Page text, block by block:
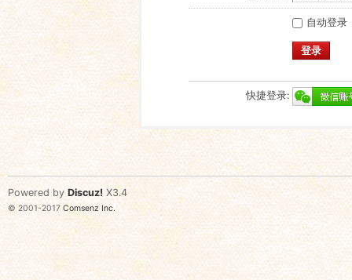
自动登录
登录
快捷登录:
Powered by Discuz! X3.4
© 2001-2017 Comsenz Inc.